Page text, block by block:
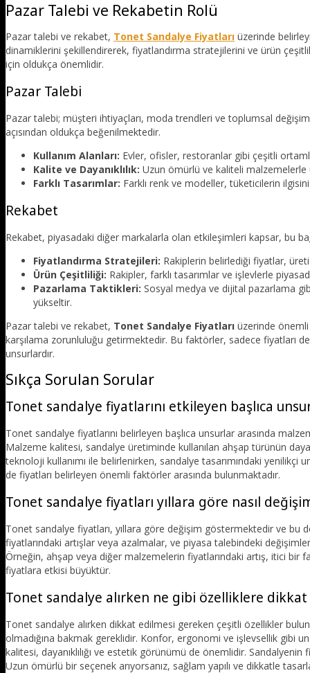
Pazar Talebi ve Rekabetin Rolü
Pazar talebi ve rekabet, Tonet Sandalye Fiyatları üzerinde
dinamiklerini şekillendirerek, fiyatlandırma stratejilerini ve ürün
için oldukça önemlidir.
Pazar Talebi
Pazar talebi; müşteri ihtiyaçları, moda trendleri ve toplumsal
açısından oldukça beğenilmektedir.
Kullanım Alanları: Evler, ofisler, restoranlar gibi çeşitli
Kalite ve Dayanıklılık: Uzun ömürlü ve kaliteli
Farklı Tasarımlar: Farklı renk ve modeller, tüketicilerin
Rekabet
Rekabet, piyasadaki diğer markalarla olan etkileşimleri kapsar, bu
Fiyatlandırma Stratejileri: Rakiplerin belirlediği fiyatlar,
Ürün Çeşitliliği: Rakipler, farklı tasarımlar ve işlevlerle
Pazarlama Taktikleri: Sosyal medya ve dijital pazarlama
yükseltir.
Pazar talebi ve rekabet, Tonet Sandalye Fiyatları üzerinde
karşılama zorunluluğu getirmektedir. Bu faktörler, sadece fiyatları
unsurlardır.
Sıkça Sorulan Sorular
Tonet sandalye fiyatlarını etkileyen başlıca
Tonet sandalye fiyatlarını belirleyen başlıca unsurlar arasında
Malzeme kalitesi, sandalye üretiminde kullanılan ahşap türünün
teknoloji kullanımı ile belirlenirken, sandalye tasarımındaki
de fiyatları belirleyen önemli faktörler arasında bulunmaktadır.
Tonet sandalye fiyatları yıllara göre nasıl
Tonet sandalye fiyatları, yıllara göre değişim göstermektedir ve
fiyatlarındaki artışlar veya azalmalar, ve piyasa talebindeki
Örneğin, ahşap veya diğer malzemelerin fiyatlarındaki artış, itici bir
fiyatlara etkisi büyüktür.
Tonet sandalye alırken ne gibi özelliklere
Tonet sandalye alırken dikkat edilmesi gereken çeşitli özellikler
olmadığına bakmak gereklidir. Konfor, ergonomi ve işlevsellik gibi
kalitesi, dayanıklılığı ve estetik görünümü de önemlidir.
Uzun ömürlü bir seçenek arıyorsanız, sağlam yapılı ve dikkatle